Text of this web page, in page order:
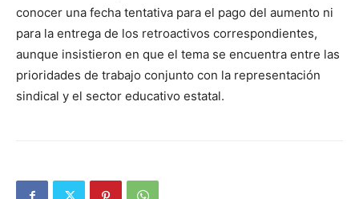
conocer una fecha tentativa para el pago del aumento ni
para la entrega de los retroactivos correspondientes,
aunque insistieron en que el tema se encuentra entre las
prioridades de trabajo conjunto con la representación
sindical y el sector educativo estatal.